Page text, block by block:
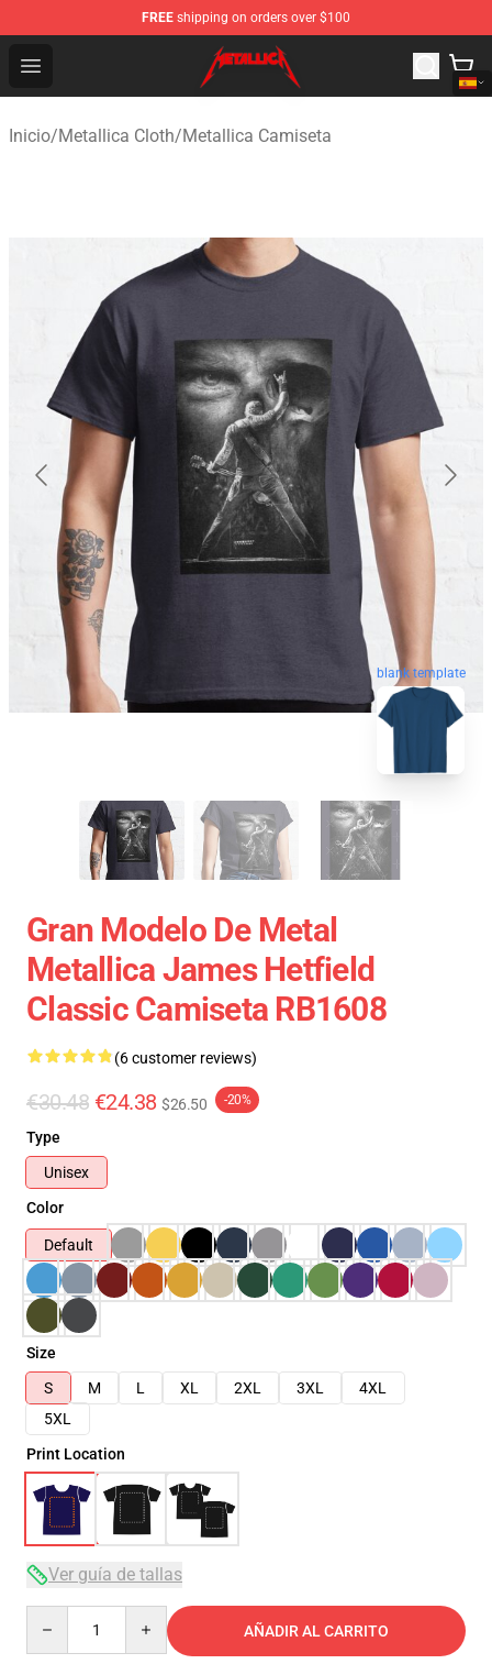
FREE shipping on orders over $100
Open menu
Metallica Store - Official Metallica Merchandise Shop
Inicio/Metallica Cloth/Metallica Camiseta
blank template
Gran Modelo De Metal
Metallica James Hetfield
Classic Camiseta RB1608
(6 customer reviews)
€30.48 €24.38 $26.50 -20%
Type
Unisex
Color
Default
Size
S
M L XL 2XL 3XL
4XL
5XL
Print Location
Ver guía de tallas
AÑADIR AL CARRITO